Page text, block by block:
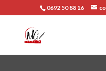
0692 50 88 16